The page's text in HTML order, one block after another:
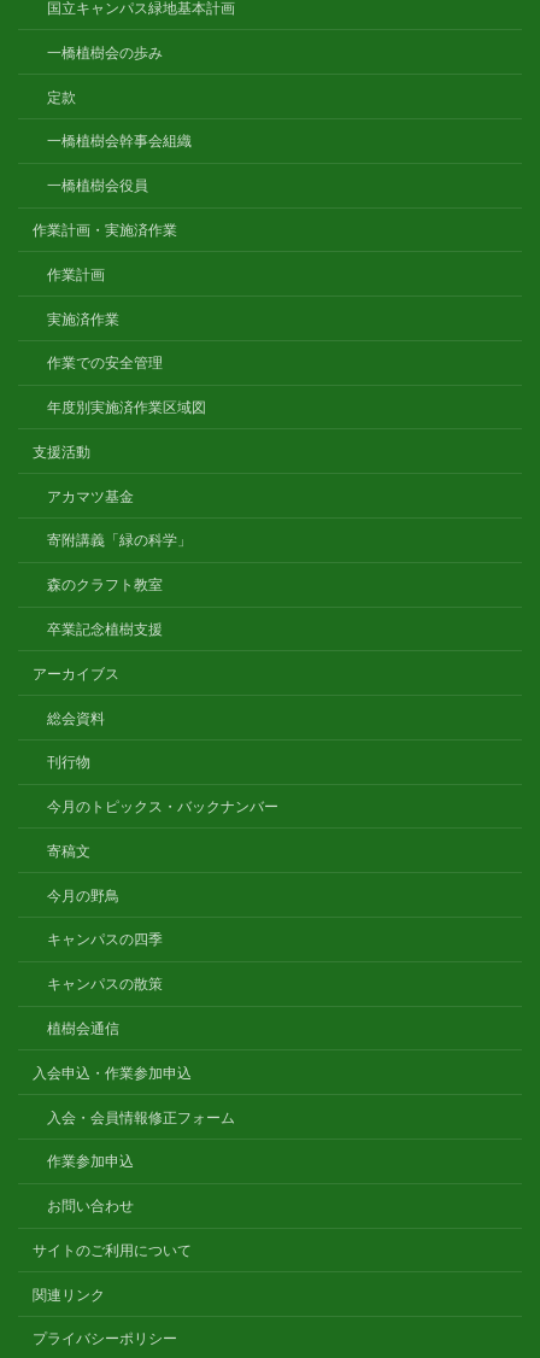
国立キャンパス緑地基本計画
一橋植樹会の歩み
定款
一橋植樹会幹事会組織
一橋植樹会役員
作業計画・実施済作業
作業計画
実施済作業
作業での安全管理
年度別実施済作業区域図
支援活動
アカマツ基金
寄附講義「緑の科学」
森のクラフト教室
卒業記念植樹支援
アーカイブス
総会資料
刊行物
今月のトピックス・バックナンバー
寄稿文
今月の野鳥
キャンパスの四季
キャンパスの散策
植樹会通信
入会申込・作業参加申込
入会・会員情報修正フォーム
作業参加申込
お問い合わせ
サイトのご利用について
関連リンク
プライバシーポリシー